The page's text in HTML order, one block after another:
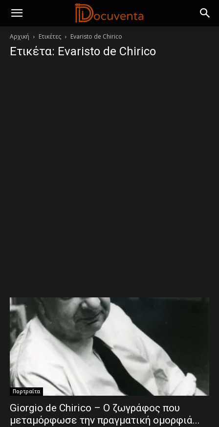
Αρχική Ετικέτες Evaristo de Chirico
Ετικέτα: Evaristo de Chirico
Πορτραίτα
Giorgio de Chirico – Ο ζωγράφος που
μεταμόρφωσε την πραγματική ομορφιά...